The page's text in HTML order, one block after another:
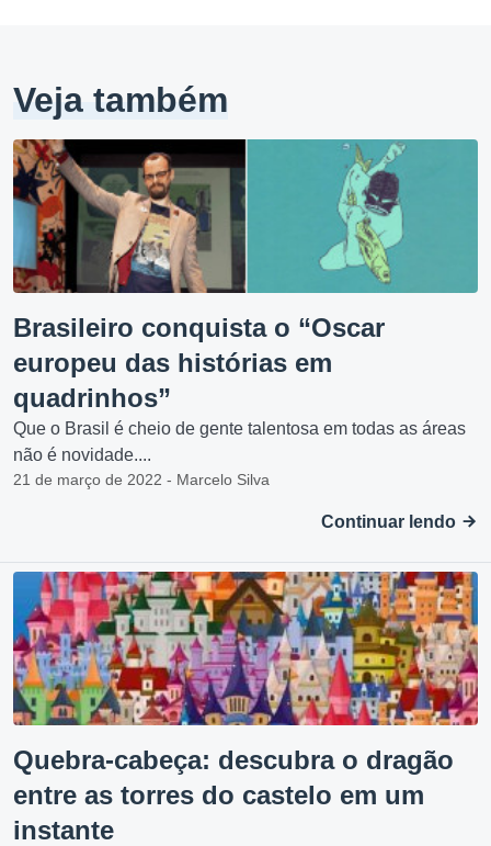
Veja também
Brasileiro conquista o “Oscar
europeu das histórias em
quadrinhos”
Que o Brasil é cheio de gente talentosa em todas as áreas
não é novidade....
21 de março de 2022 - Marcelo Silva
Continuar lendo
Quebra-cabeça: descubra o dragão
entre as torres do castelo em um
instante